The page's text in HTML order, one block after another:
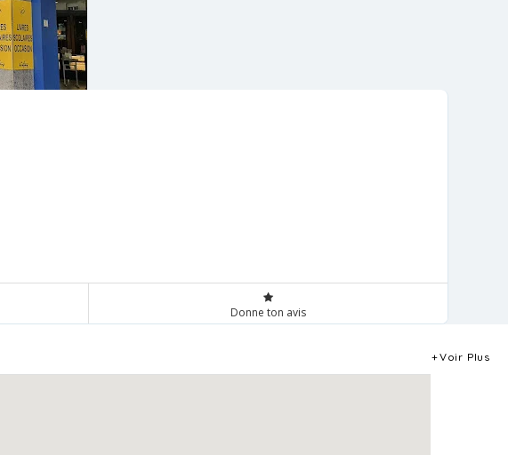
Donne ton avis
Voir Plus